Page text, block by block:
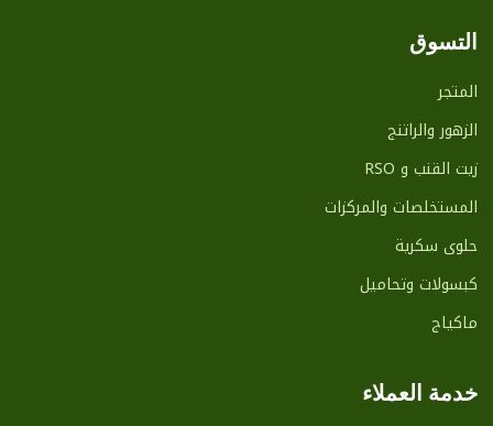
التسوق
المتجر
الزهور والراتنج
زيت القنب و RSO
المستخلصات والمركزات
حلوى سكرية
كبسولات وتحاميل
ماكياج
خدمة العملاء